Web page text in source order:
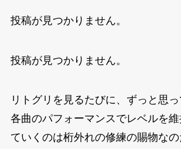
投稿が見つかりません。
投稿が見つかりません。
リトグリを見るたびに、ずっと思っ
各曲のパフォーマンスでレベルを
ていくのは桁外れの修練の賜物なの